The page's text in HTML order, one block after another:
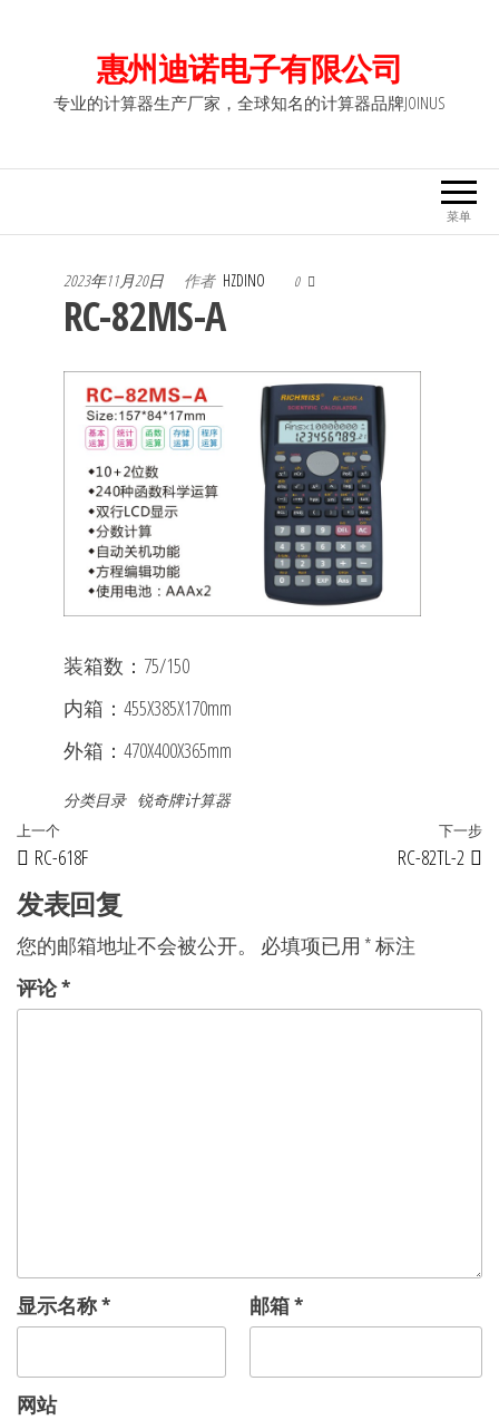
惠州迪诺电子有限公司
专业的计算器生产厂家，全球知名的计算器品牌JOINUS
菜单
2023年11月20日 作者 HZDINO 0
RC-82MS-A
装箱数：75/150
内箱：455X385X170mm
外箱：470X400X365mm
分类目录 锐奇牌计算器
文
章
导
航
上
一
篇
章
上一个
RC-618F
下一步
RC-82TL-2
发表回复
您的邮箱地址不会被公开。 必填项已用 *标注
评论*
显示名称* 邮箱*
网站